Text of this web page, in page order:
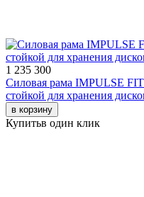
1 235 300
Силовая рама IMPULSE
стойкой для хранения
в корзину
Купитьв один клик